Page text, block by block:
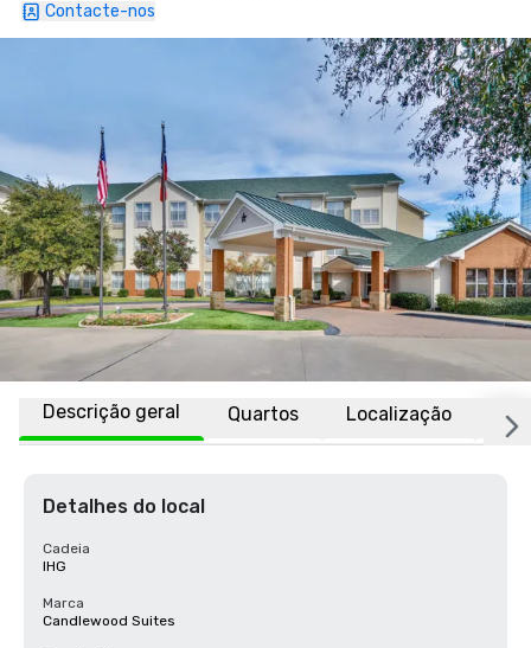
Contacte-nos
Descrição geral Quartos Localização
Detalhes do local
Cadeia
IHG
Marca
Candlewood Suites